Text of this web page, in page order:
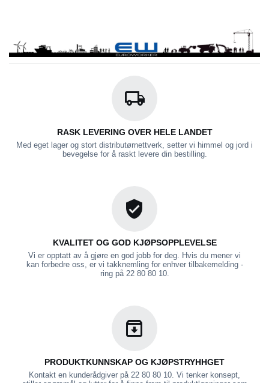
RASK LEVERING OVER HELE LANDET
Med eget lager og stort distributørnettverk, setter vi himmel og jord i
bevegelse for å raskt levere din bestilling.
KVALITET OG GOD KJØPSOPPLEVELSE
Vi er opptatt av å gjøre en god jobb for deg. Hvis du mener vi
kan forbedre oss, er vi takknemling for enhver tilbakemelding -
ring på 22 80 80 10.
PRODUKTKUNNSKAP OG KJØPSTRYHHGET
Kontakt en kunderådgiver på 22 80 80 10. Vi tenker konsept,